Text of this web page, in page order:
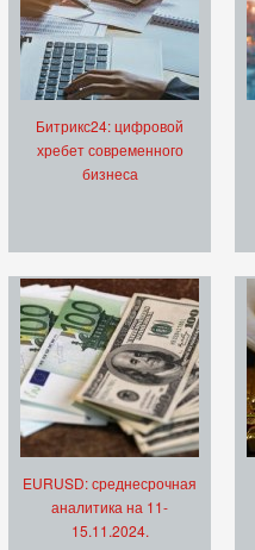
Битрикс24: цифровой
хребет современного
бизнеса
EURUSD: среднесрочная
аналитика на 11-
15.11.2024.